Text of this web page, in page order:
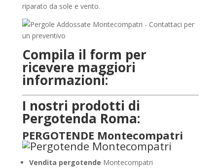
riparato da sole e vento.
Compila il form per
ricevere maggiori
informazioni:
I nostri prodotti di
Pergotenda Roma:
PERGOTENDE Montecompatri
Vendita pergotende Montecompatri